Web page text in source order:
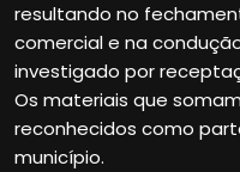
resultando no
comercial e na
investigado por
Os materiais que
reconhecidos como
município.